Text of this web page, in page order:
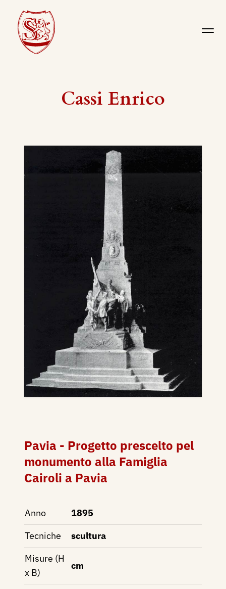
Cassi Enrico
Pavia - Progetto prescelto pel
monumento alla Famiglia
Cairoli a Pavia
Anno
1895
Tecniche
scultura
Misure (H
x B)
cm